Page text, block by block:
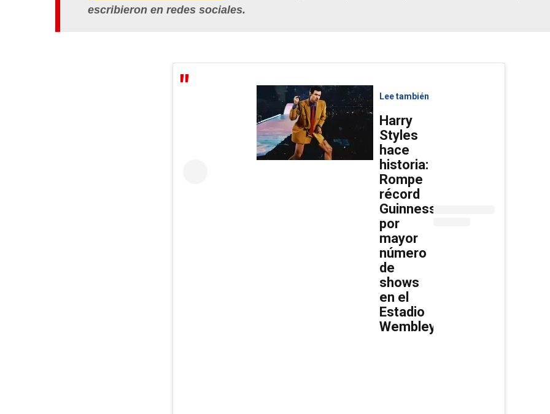
escribieron en redes sociales.
Lee también
Harry
Styles
hace
historia:
Rompe
récord
Guinness
por
mayor
número
de
shows
en el
Estadio
Wembley